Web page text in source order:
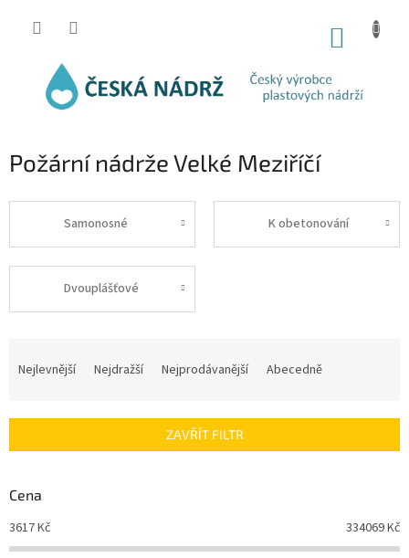
Požární nádrže Velké Meziříčí
Samonosné K obetonování
Dvouplášťové
í
r
o
d
u
Nejlevnější Nejdražší Nejprodávanější Abecedně
ZAVŘÍT FILTR
Cena
3617Kč 334069Kč